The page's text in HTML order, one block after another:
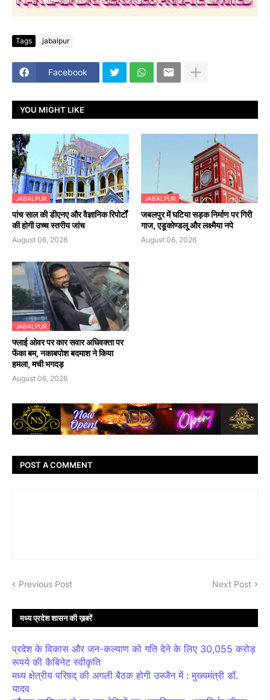
Tags jabalpur
Facebook
YOU MIGHT LIKE
JABALPUR
पांच साल की डीएनए और वैज्ञानिक रिपोर्टों
की होगी उच्च स्तरीय जांच
August 06, 2026
JABALPUR
जबलपुर में घटिया सड़क निर्माण पर गिरी
गाज, एडूकोण्डलू और लक्ष्मैया नपे
August 06, 2026
JABALPUR
फ्लाई ओवर पर कार सवार अधिवक्ता पर
फेंका बम, नकाबपोश बदमाश ने किया
हमला, मची भगदड़
August 06, 2026
POST A COMMENT
Previous Post Next Post
मध्य प्रदेश शासन की ख़बरें
प्रदेश के विकास और जन-कल्याण को गति देने के लिए 30,055 करोड़
रूपये की कैबिनेट स्वीकृति
मध्य क्षेत्रीय परिषद् की अगली बैठक होगी उज्जैन में : मुख्यमंत्री डॉ.
यादव